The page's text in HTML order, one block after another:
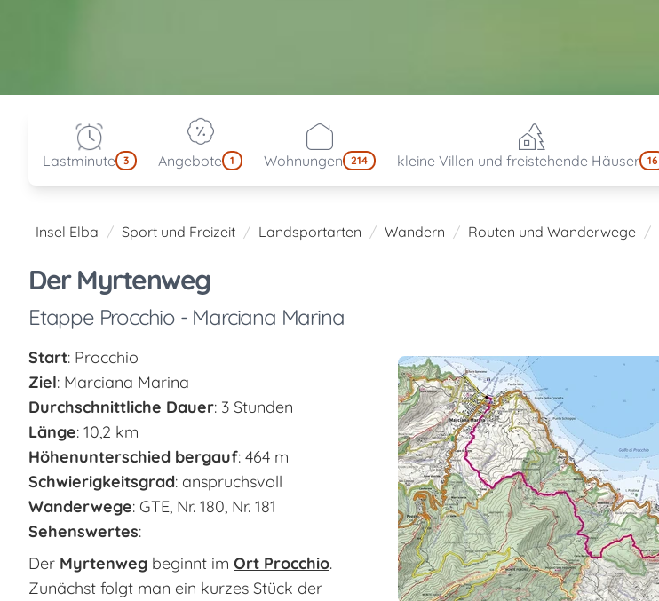
Lastminute 3 Angebote 1 Wohnungen 214 kleine Villen und freistehende Häuser 16
Insel Elba Sport und Freizeit Landsportarten Wandern Routen und Wanderwege
Der Myrtenweg
Etappe Procchio - Marciana Marina
Start: Procchio
Ziel: Marciana Marina
Durchschnittliche Dauer: 3 Stunden
Länge: 10,2 km
Höhenunterschied bergauf: 464 m
Schwierigkeitsgrad: anspruchsvoll
Wanderwege: GTE, Nr. 180, Nr. 181
Sehenswertes:
Der Myrtenweg beginnt im Ort Procchio.
Zunächst folgt man ein kurzes Stück der